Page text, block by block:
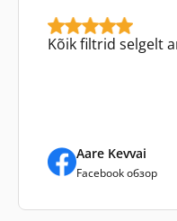
Kõik filtrid selgelt
Aare Kevvai
Facebook обзор